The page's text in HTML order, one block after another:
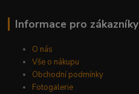
Informace pro zákazníky
O nás
Vše o nákupu
Obchodní podmínky
Fotogalerie